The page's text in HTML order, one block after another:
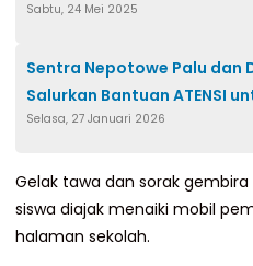
DPRD Minta Bupati Evaluasi
Sabtu, 24 Mei 2025
Sentra Nepotowe Palu dan
Salurkan Bantuan ATENSI
Korban KDRT di Luyo
Selasa, 27 Januari 2026
Gelak tawa dan sorak
siswa diajak menaiki mobil
halaman sekolah.